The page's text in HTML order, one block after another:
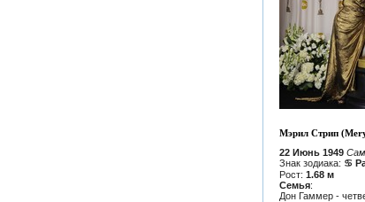
Мэрил Стрип
22 Июнь 1949
Знак зодиака: ♋
Рост: 1.68 м
Семья:
Дон Гаммер -